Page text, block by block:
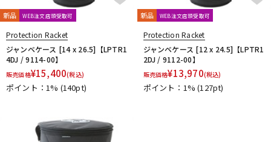
新品 WEB注文店頭受取可
Protection Racket
ジャンベケース [14 x 26.5]【LPTR1
4DJ / 9114-00】
販売価格¥15,400(税込)
ポイント：1% (140pt)
新品 WEB注文店頭受取可
Protection Racket
ジャンベケース [12 x 24.5]【LPTR1
2DJ / 9112-00】
販売価格¥13,970(税込)
ポイント：1%(127pt)